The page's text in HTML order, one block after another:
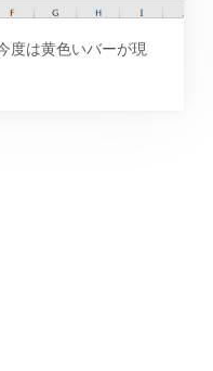
度は黄色いバーが現